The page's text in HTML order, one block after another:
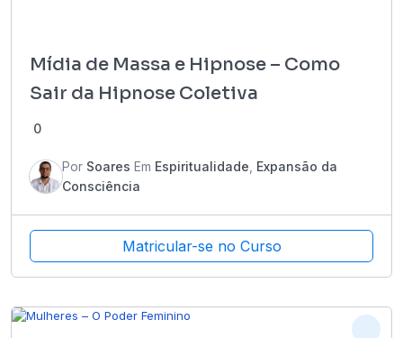
Mídia de Massa e Hipnose – Como
Sair da Hipnose Coletiva
0
Por Soares Em Espiritualidade Expansão da
Consciência
Matricular-se no Curso